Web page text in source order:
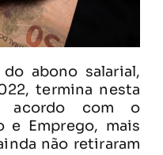
abono salarial,
termina nesta
acordo com o
e Emprego, mais
não retiraram